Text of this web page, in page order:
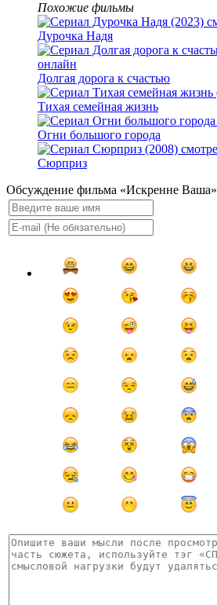
Похожие фильмы
Дурочка Надя
Долгая дорога к счастью
Тихая семейная жизнь
Огни большого города
Сюрприз
Обсуждение фильма «Искренне Ваша»